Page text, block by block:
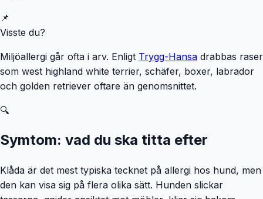
📌
Visste du?
Miljöallergi går ofta i arv. Enligt Trygg-Hansa drabbas raser
som west highland white terrier, schäfer, boxer, labrador
och golden retriever oftare än genomsnittet.
🔍
Symtom: vad du ska titta efter
Klåda är det mest typiska tecknet på allergi hos hund, men
den kan visa sig på flera olika sätt. Hunden slickar